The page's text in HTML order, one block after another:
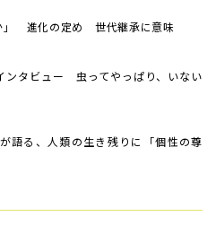
」 進化の定め 世代継承に意味
ンタビュー 虫ってやっぱり、いない
語る、人類の生き残りに「個性の尊